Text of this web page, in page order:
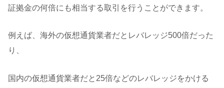
証拠金の何倍にも相当する取引を行うことができます。
例えば、海外の仮想通貨業者だとレバレッジ500倍だった
り、
国内の仮想通貨業者だと25倍などのレバレッジをかける